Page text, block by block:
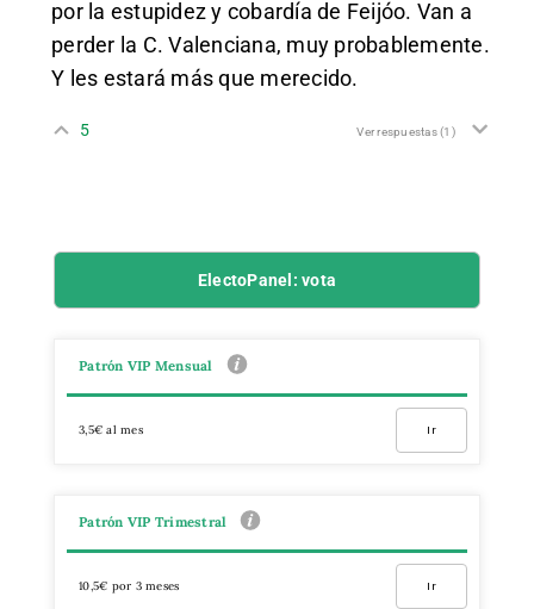
por la estupidez y cobardía de Feijóo. Van a
perder la C. Valenciana, muy probablemente.
Y les estará más que merecido.
5 Ver respuestas(1)
ElectoPanel: vota
Patrón VIP Mensual
3,5€ al mes Ir
Patrón VIP Trimestral
10,5€ por 3 meses Ir